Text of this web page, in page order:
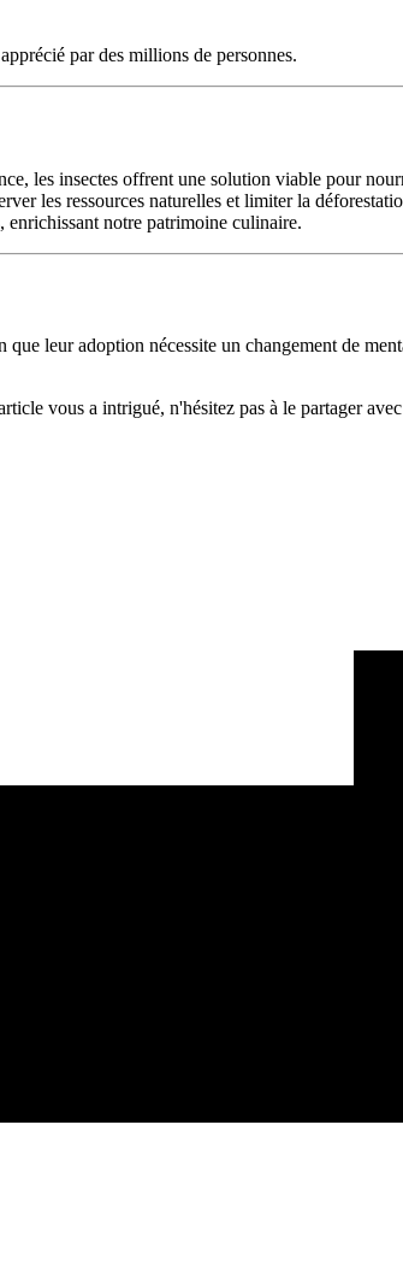
par des millions de personnes.
les insectes offrent une solution viable pour
les ressources naturelles et limiter la
enrichissant notre patrimoine culinaire.
leur adoption nécessite un changement de
vous a intrigué, n'hésitez pas à le partager